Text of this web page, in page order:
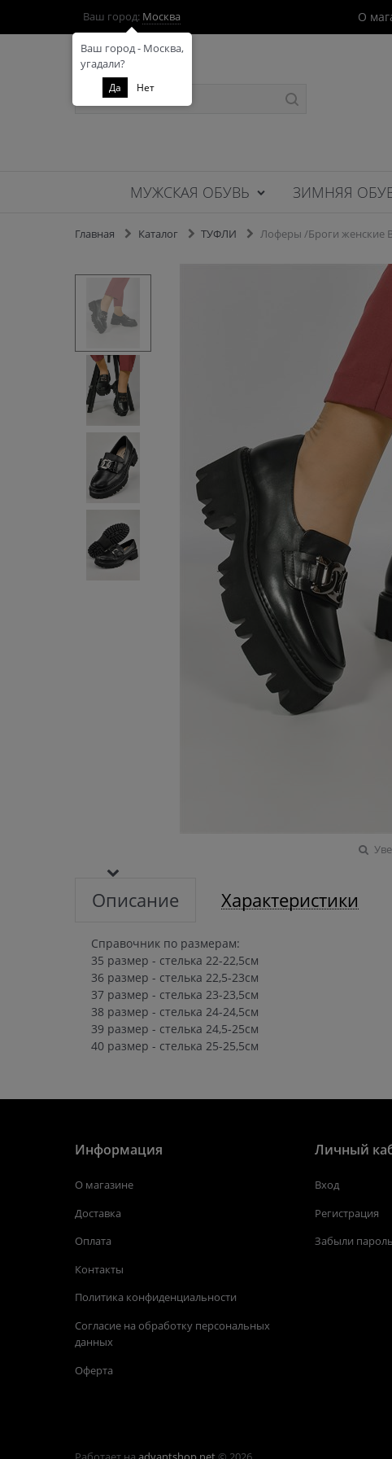
Ваш город: Москва О
МУЖСКАЯ ОБУВЬ ЗИМНЯЯ
Главная Каталог ТУФЛИ Лоферы /Броги женские
Описание Характеристики
Справочник по размерам:
35 размер - стелька 22-22,5см
36 размер - стелька 22,5-23см
37 размер - стелька 23-23,5см
38 размер - стелька 24-24,5см
39 размер - стелька 24,5-25см
40 размер - стелька 25-25,5см
Информация
О магазине
Доставка
Оплата
Контакты
Политика конфиденциальности
Согласие на обработку персональных
данных
Оферта
Личный
Вход
Регистрация
Забыли
Ваш город - Москва,
угадали?
Да Нет